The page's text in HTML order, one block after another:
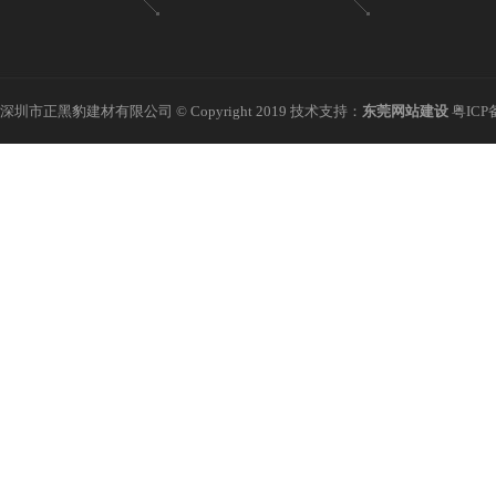
深圳市正黑豹建材有限公司 © Copyright 2019 技术支持： 东莞网站建设 粤ICP